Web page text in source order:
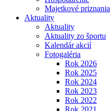
Majetkové priznania
Aktuality
Aktuality
Aktuality zo športu
Kalendár akcií
Fotogaléria
Rok 2026
Rok 2025
Rok 2024
Rok 2023
Rok 2022
Rok 2021